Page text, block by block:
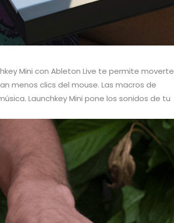
Mini con Ableton Live te permite moverte
menos clics del mouse. Las macros de
Launchkey Mini pone los sonidos de tu